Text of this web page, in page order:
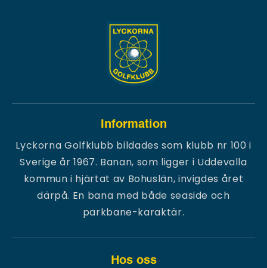
Information
Lyckorna Golfklubb bildades som klubb nr 100 i
Sverige år 1967. Banan, som ligger i Uddevalla
kommun i hjärtat av Bohuslän, invigdes året
därpå. En bana med både seaside och
parkbane-karaktär.
Hos oss